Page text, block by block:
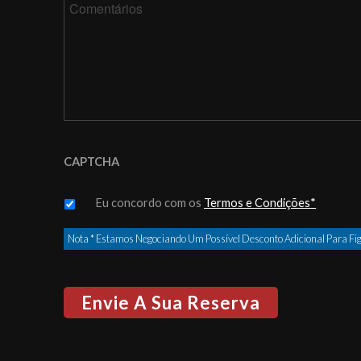
YY
CAPTCHA
Untitled *
Eu concordo com os Termos e Condições*
Nota * Estamos Negociando Um Possível Desconto Adicional Para